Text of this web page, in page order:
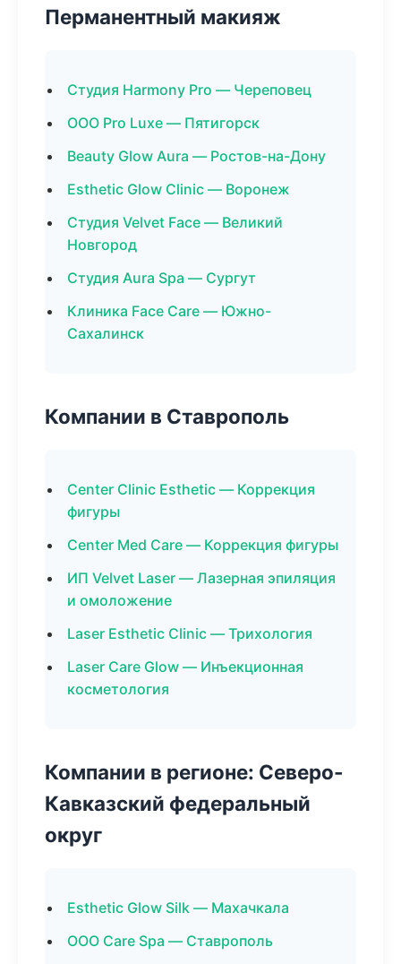
Перманентный макияж
Студия Harmony Pro — Череповец
ООО Pro Luxe — Пятигорск
Beauty Glow Aura — Ростов-на-Дону
Esthetic Glow Clinic — Воронеж
Студия Velvet Face — Великий
Новгород
Студия Aura Spa — Сургут
Клиника Face Care — Южно-
Сахалинск
Компании в Ставрополь
Center Clinic Esthetic — Коррекция
фигуры
Center Med Care — Коррекция фигуры
ИП Velvet Laser — Лазерная эпиляция
и омоложение
Laser Esthetic Clinic — Трихология
Laser Care Glow — Инъекционная
косметология
Компании в регионе: Северо-
Кавказский федеральный
округ
Esthetic Glow Silk — Махачкала
ООО Care Spa — Ставрополь